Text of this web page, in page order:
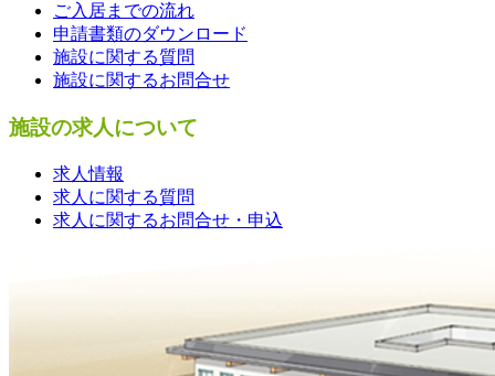
ご入居までの流れ
申請書類のダウンロード
施設に関する質問
施設に関するお問合せ
施設の求人について
求人情報
求人に関する質問
求人に関するお問合せ・申込